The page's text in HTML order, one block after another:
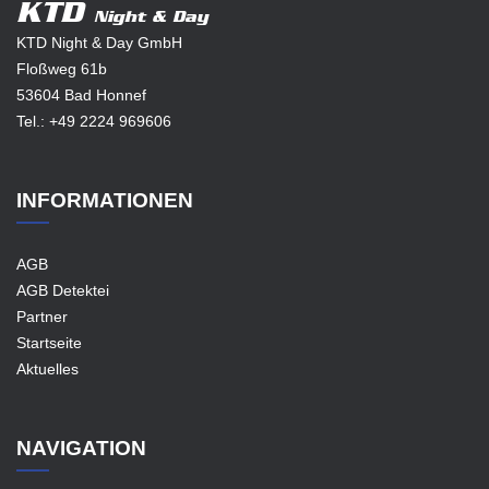
KTD
Night & Day
KTD Night & Day GmbH
Floßweg 61b
53604 Bad Honnef
Tel.: +49 2224 969606
INFORMATIONEN
AGB
AGB Detektei
Partner
Startseite
Aktuelles
NAVIGATION